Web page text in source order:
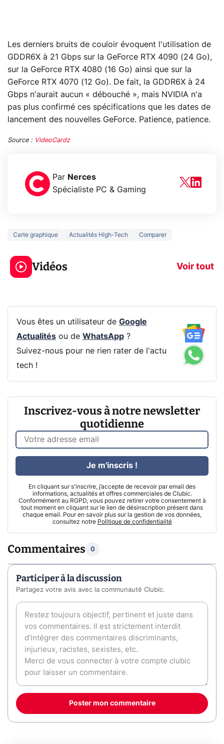
Les derniers bruits de couloir évoquent l'utilisation de
GDDR6X à 21 Gbps sur la GeForce RTX 4090 (24 Go),
sur la GeForce RTX 4080 (16 Go) ainsi que sur la
GeForce RTX 4070 (12 Go). De fait, la GDDR6X à 24
Gbps n'aurait aucun « débouché », mais NVIDIA n'a
pas plus confirmé ces spécifications que les dates de
lancement des nouvelles GeForce. Patience, patience.
Source : VideoCardz
Par Nerces
Spécialiste PC & Gaming
Carte graphique Actualités High-Tech Comparer
Vidéos Voir tout
5 générations de
jeux dans la
prochaine Xbox !
Ce que vous
navigation
Vous êtes un utilisateur de Google
Actualitésou de WhatsApp?
Suivez-nous pour ne rien rater de l'actu
tech !
Inscrivez-vous à notre newsletter
quotidienne
En cliquant sur s'inscrire, j’accepte de recevoir par email des
informations, actualités et offres commerciales de Clubic.
Conformément au RGPD, vous pouvez retirer votre consentement à
tout moment en cliquant sur le lien de désinscription présent dans
chaque email. Pour en savoir plus sur la gestion de vos données,
consultez notre Politique de confidentialité
Je m'inscris !
Commentaires 0
Participer à la discussion
Partagez votre avis avec la communauté Clubic.
Poster mon commentaire